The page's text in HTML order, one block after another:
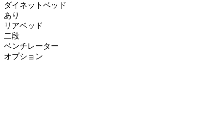
ダイネットベッド
あり
リアベッド
二段
ベンチレーター
オプション